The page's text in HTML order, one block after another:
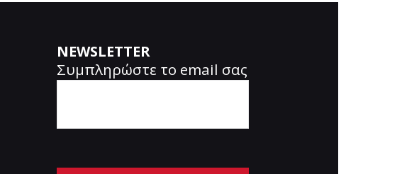
NEWSLETTER
Συμπληρώστε το email σας